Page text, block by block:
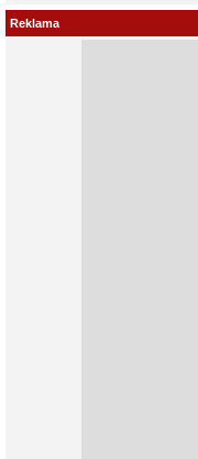
Reklama